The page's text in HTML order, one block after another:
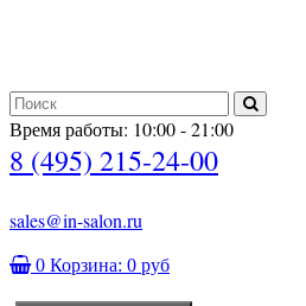
Время работы: 10:00 - 21:00
8 (495) 215-24-00
sales@in-salon.ru
0 Корзина: 0 руб